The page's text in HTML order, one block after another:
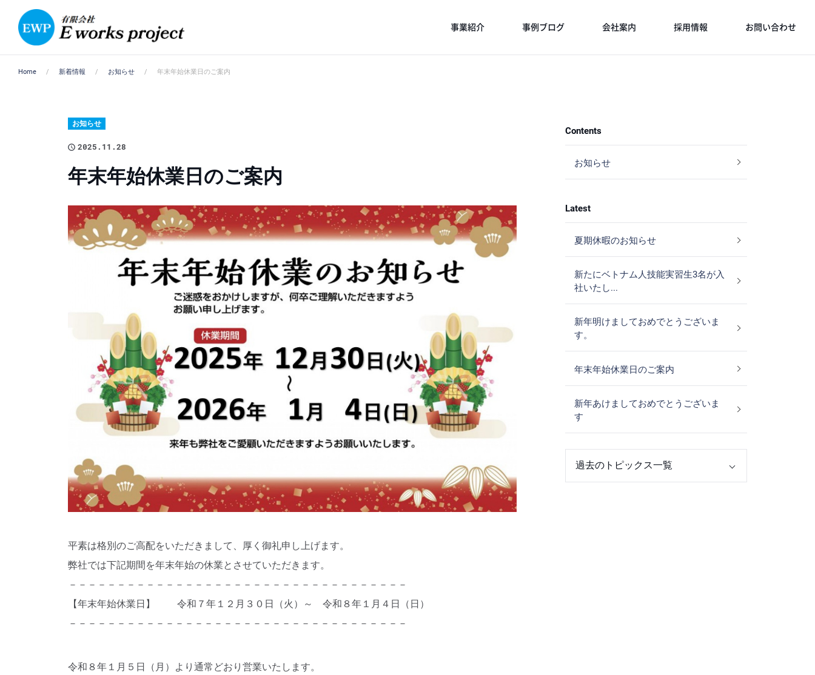
事業紹介 事例ブログ 会社案内 採用情報 お問い合わせ
Home 新着情報 お知らせ 年末年始休業日のご案内
お知らせ
2025.11.28
年末年始休業日のご案内
平素は格別のご高配をいただきまして、厚く御礼申し上げます。
弊社では下記期間を年末年始の休業とさせていただきます。
－－－－－－－－－－－－－－－－－－－－－－－－－－－－－－－－－－－
【年末年始休業日】 令和７年１２月３０日（火）～ 令和８年１月４日（日）
－－－－－－－－－－－－－－－－－－－－－－－－－－－－－－－－－－－
令和８年１月５日（月）より通常どおり営業いたします。
Contents
お知らせ
Latest
夏期休暇のお知らせ
新たにベトナム人技能実習生3名が入
社いたし...
新年明けましておめでとうございま
す。
年末年始休業日のご案内
新年あけましておめでとうございま
す